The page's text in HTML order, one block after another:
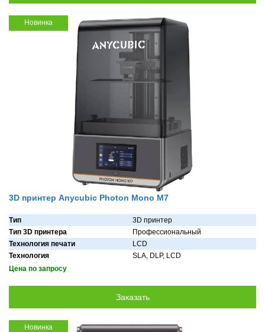
Новинка
3D принтер Anycubic Photon Mono M7
Тип
3D принтер
Тип 3D принтера
Профессиональный
Технология печати
LCD
Технология
SLA, DLP, LCD
Цена по запросу
Новинка